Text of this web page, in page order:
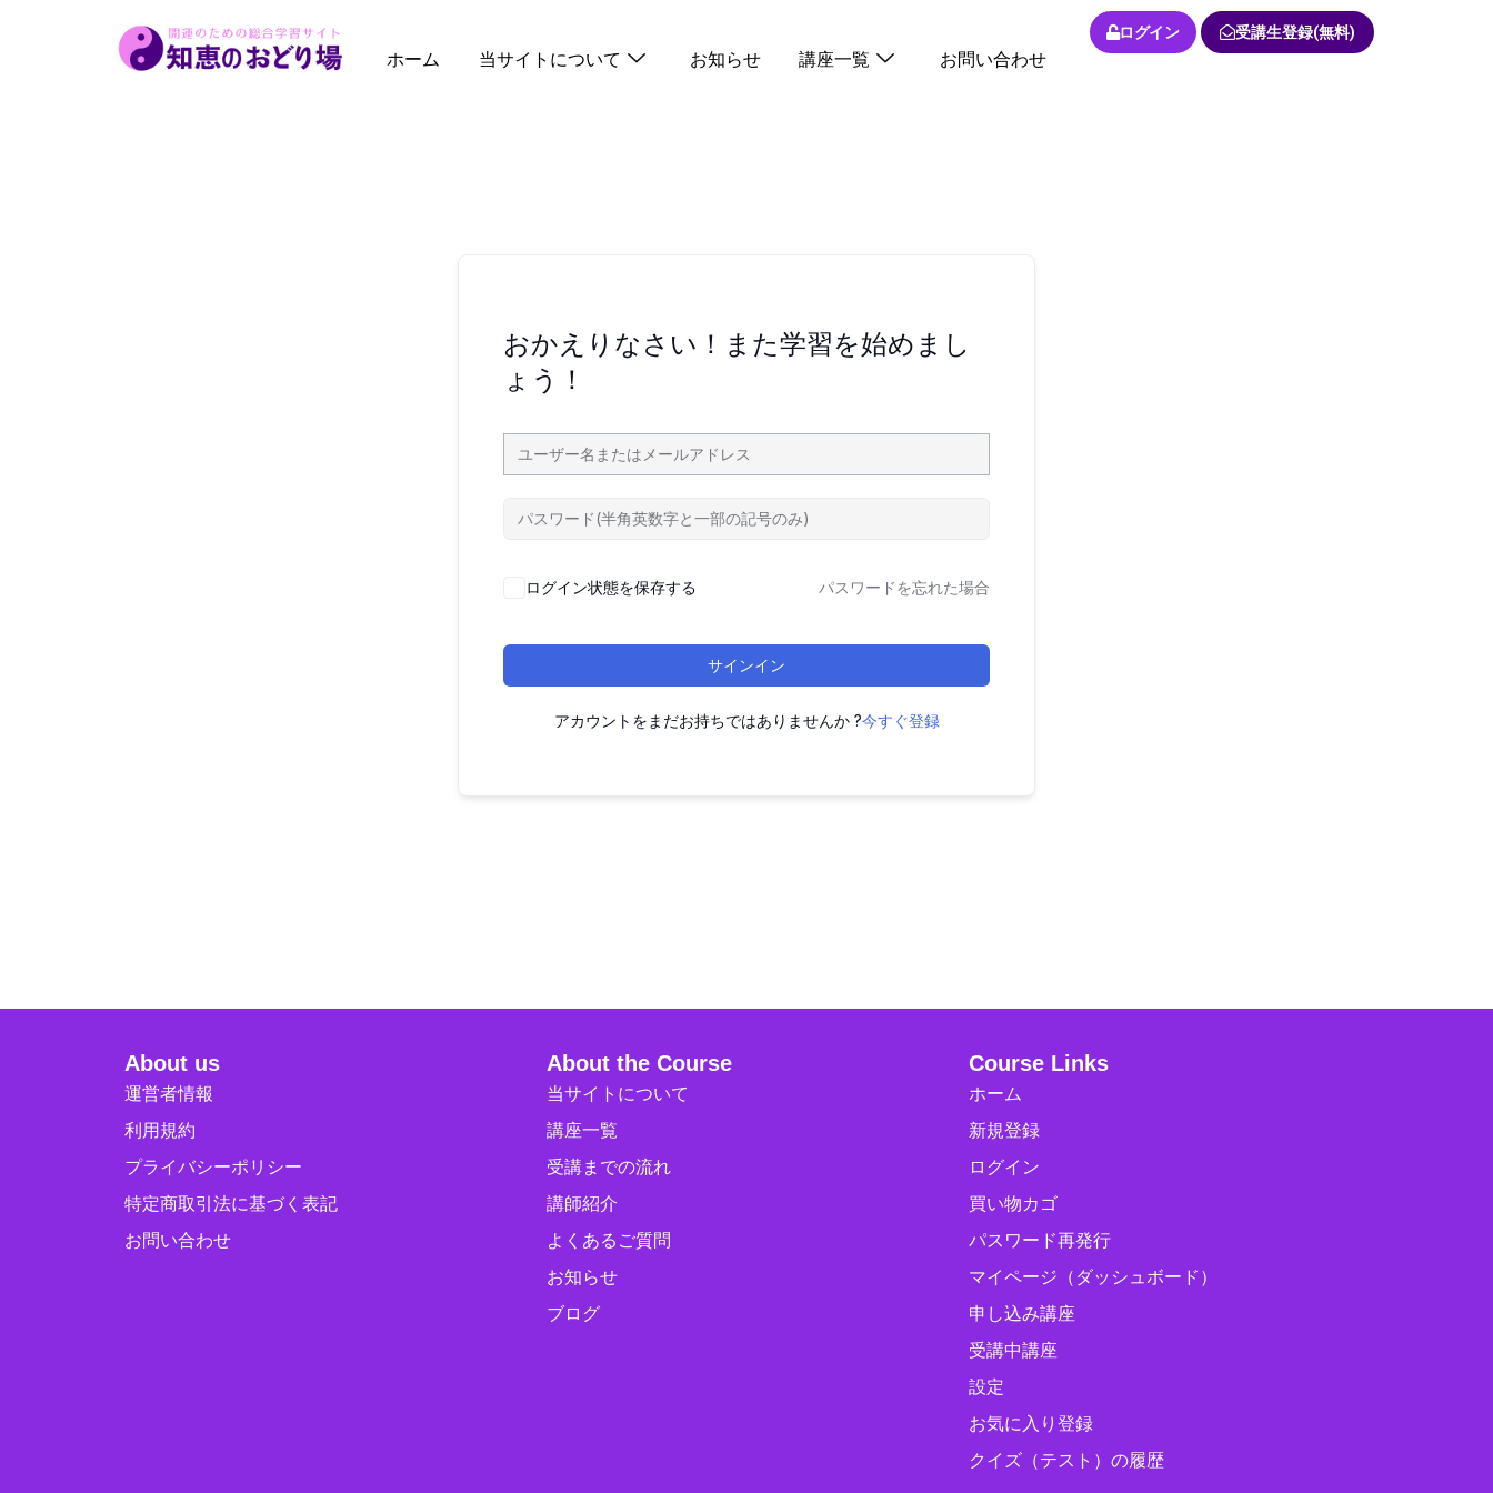
ホーム 当サイトについて お知らせ 講座一覧 お問い合わせ
ログイン 受講生登録(無料)
おかえりなさい！また学習を始めまし
ょう！
ログイン状態を保存する パスワードを忘れた場合
サインイン
アカウントをまだお持ちではありませんか ?今すぐ登録
About us
運営者情報
利用規約
プライバシーポリシー
特定商取引法に基づく表記
お問い合わせ
About the Course
当サイトについて
講座一覧
受講までの流れ
講師紹介
よくあるご質問
お知らせ
ブログ
Course Links
ホーム
新規登録
ログイン
買い物カゴ
パスワード再発行
マイページ（ダッシュボード）
申し込み講座
受講中講座
設定
お気に入り登録
クイズ（テスト）の履歴